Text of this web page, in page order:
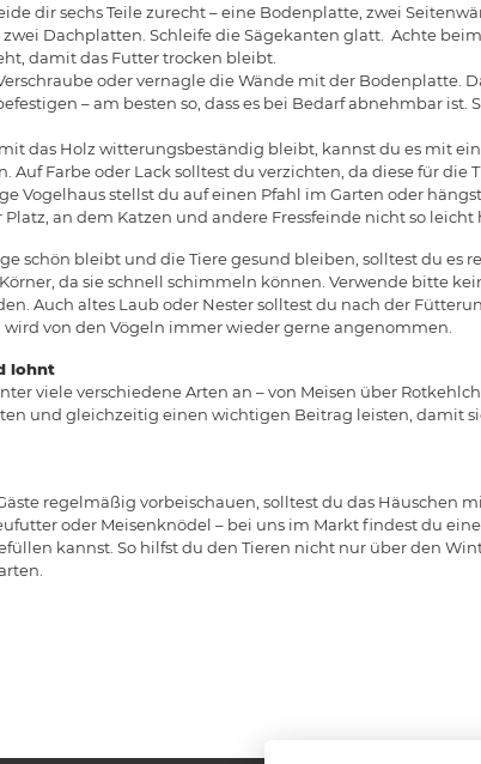
dir sechs Teile zurecht – eine Bodenplatte, zwei
Dachplatten. Schleife die Sägekanten glatt. Achte
damit das Futter trocken bleibt.
oder vernagle die Wände mit der Bodenplatte.
– am besten so, dass es bei Bedarf abnehmbar ist.
das Holz witterungsbeständig bleibt, kannst du es mit
Auf Farbe oder Lack solltest du verzichten, da diese für die
Vogelhaus stellst du auf einen Pfahl im Garten oder
an dem Katzen und andere Fressfeinde nicht so leicht
schön bleibt und die Tiere gesund bleiben, solltest du es
da sie schnell schimmeln können. Verwende bitte
Auch altes Laub oder Nester solltest du nach der
von den Vögeln immer wieder gerne angenommen.
lohnt
viele verschiedene Arten an – von Meisen über
und gleichzeitig einen wichtigen Beitrag leisten, damit
regelmäßig vorbeischauen, solltest du das Häuschen
oder Meisenknödel – bei uns im Markt findest du
kannst. So hilfst du den Tieren nicht nur über den